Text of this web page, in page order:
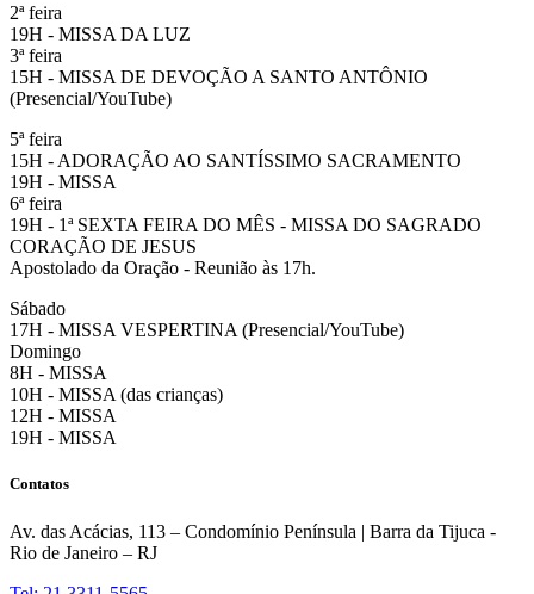
2ª feira
19H - MISSA DA LUZ
3ª feira
15H - MISSA DE DEVOÇÃO A SANTO ANTÔNIO
(Presencial/YouTube)
5ª feira
15H - ADORAÇÃO AO SANTÍSSIMO SACRAMENTO
19H - MISSA
6ª feira
19H - 1ª SEXTA FEIRA DO MÊS - MISSA DO SAGRADO
CORAÇÃO DE JESUS
Apostolado da Oração - Reunião às 17h.
Sábado
17H - MISSA VESPERTINA (Presencial/YouTube)
Domingo
8H - MISSA
10H - MISSA (das crianças)
12H - MISSA
19H - MISSA
Contatos
Av. das Acácias, 113 – Condomínio Península | Barra da Tijuca -
Rio de Janeiro – RJ